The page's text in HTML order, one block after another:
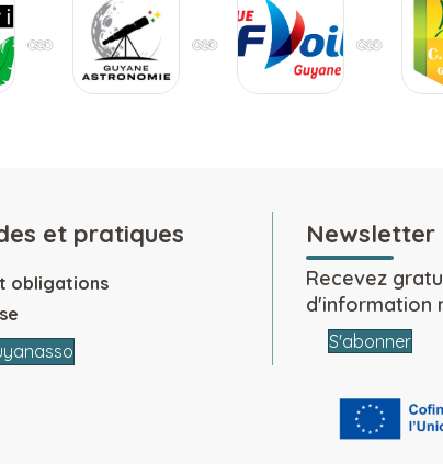
et pratiques
obligations
Newsletter
Recevez
d'information
S'abonner